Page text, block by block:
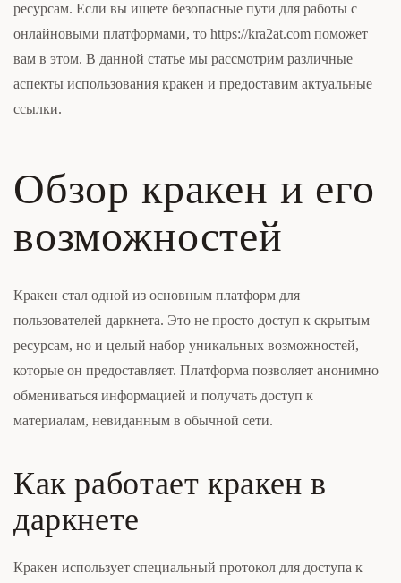
ресурсам. Если вы ищете безопасные пути для работы с
онлайновыми платформами, то https://kra2at.com поможет
вам в этом. В данной статье мы рассмотрим различные
аспекты использования кракен и предоставим актуальные
ссылки.
Обзор кракен и его
возможностей
Кракен стал одной из основным платформ для
пользователей даркнета. Это не просто доступ к скрытым
ресурсам, но и целый набор уникальных возможностей,
которые он предоставляет. Платформа позволяет анонимно
обмениваться информацией и получать доступ к
материалам, невиданным в обычной сети.
Как работает кракен в
даркнете
Кракен использует специальный протокол для доступа к